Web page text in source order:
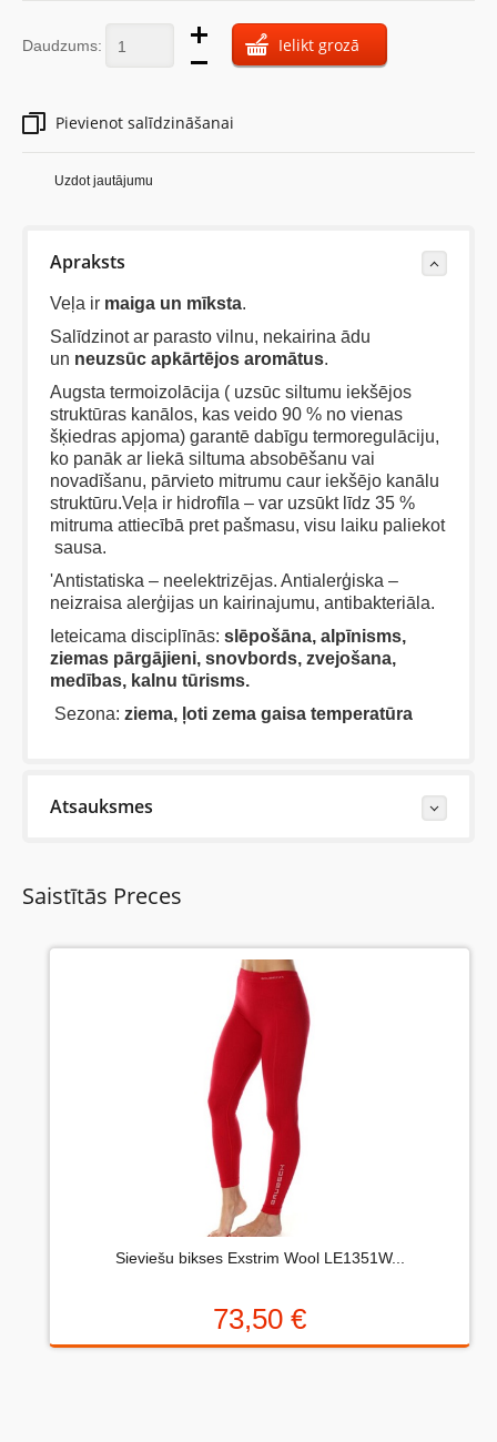
Daudzums: Ielikt grozā
Pievienot salīdzināšanai
Uzdot jautājumu
Apraksts
Veļa ir maiga un mīksta.
Salīdzinot ar parasto vilnu, nekairina ādu
un neuzsūc apkārtējos aromātus.
Augsta termoizolācija ( uzsūc siltumu iekšējos
struktūras kanālos, kas veido 90 % no vienas
šķiedras apjoma) garantē dabīgu termoregulāciju,
ko panāk ar liekā siltuma absobēšanu vai
novadīšanu, pārvieto mitrumu caur iekšējo kanālu
struktūru.Veļa ir hidrofīla – var uzsūkt līdz 35 %
mitruma attiecībā pret pašmasu, visu laiku paliekot
sausa.
'Antistatiska – neelektrizējas. Antialerģiska –
neizraisa alerģijas un kairinajumu, antibakteriāla.
Ieteicama disciplīnās: slēpošāna, alpīnisms,
ziemas pārgājieni, snovbords, zvejošana,
medības, kalnu tūrisms.
Sezona: ziema, ļoti zema gaisa temperatūra
Atsauksmes
Uzrakstiet atsauksmi....(min. 10, max. 2000 simboli)
Vispirms: Novērtējiet preci. Lūdzu izvēlieties vērtējumu
no 0 (slikti) līdz 5 zvaigznēm (teicami).
Uzrakstītu simbolu skaits:
Saistītās Preces
Sieviešu bikses Exstrim Wool LE1351W...
73,50 €